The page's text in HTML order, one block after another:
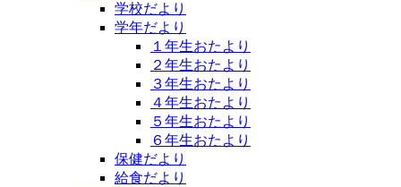
学校だより
学年だより
１年生おたより
２年生おたより
３年生おたより
４年生おたより
５年生おたより
６年生おたより
保健だより
給食だより